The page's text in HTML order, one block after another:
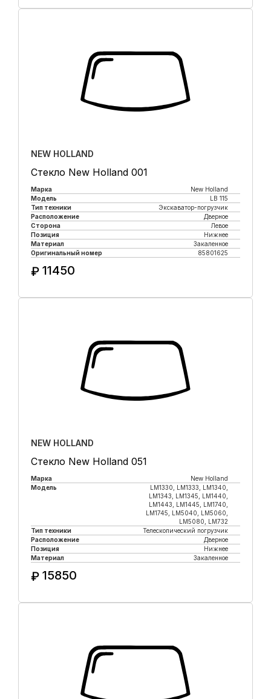
NEW HOLLAND
Стекло New Holland 001
Марка
New Holland
Модель
LB 115
Тип техники
Экскаватор-погрузчик
Расположение
Дверное
Сторона
Левое
Позиция
Нижнее
Материал
Закаленное
Оригинальный номер
85801625
₽ 11450
NEW HOLLAND
Стекло New Holland 051
Марка
New Holland
Модель
LM1330, LM1333, LM1340,
LM1343, LM1345, LM1440,
LM1443, LM1445, LM1740,
LM1745, LM5040, LM5060,
LM5080, LM732
Тип техники
Телескопический погрузчик
Расположение
Дверное
Позиция
Нижнее
Материал
Закаленное
₽ 15850